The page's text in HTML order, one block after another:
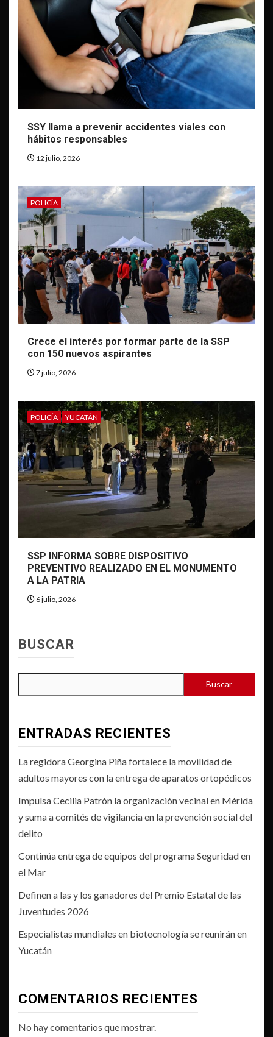
SSY llama a prevenir accidentes viales con
hábitos responsables
12 julio, 2026
POLICÍA
Crece el interés por formar parte de la SSP
con 150 nuevos aspirantes
7 julio, 2026
POLICÍA YUCATÁN
SSP INFORMA SOBRE DISPOSITIVO
PREVENTIVO REALIZADO EN EL MONUMENTO
A LA PATRIA
6 julio, 2026
BUSCAR
Buscar
ENTRADAS RECIENTES
La regidora Georgina Piña fortalece la movilidad de
adultos mayores con la entrega de aparatos ortopédicos
Impulsa Cecilia Patrón la organización vecinal en Mérida
y suma a comités de vigilancia en la prevención social del
delito
Continúa entrega de equipos del programa Seguridad en
el Mar
Definen a las y los ganadores del Premio Estatal de las
Juventudes 2026
Especialistas mundiales en biotecnología se reunirán en
Yucatán
COMENTARIOS RECIENTES
No hay comentarios que mostrar.